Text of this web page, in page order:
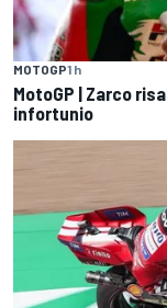
MOTOGP1 h
MotoGP | Zarco
infortunio